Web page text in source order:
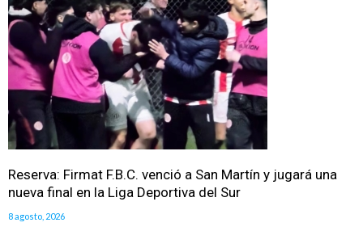
Reserva: Firmat F.B.C. venció a San Martín y jugará una
nueva final en la Liga Deportiva del Sur
8 agosto, 2026